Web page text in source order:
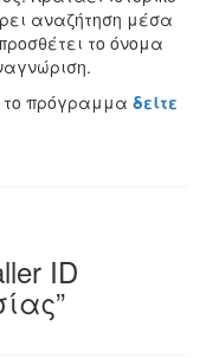
αναζήτηση μέσα
το όνομα
το πρόγραμμα δείτε
ID